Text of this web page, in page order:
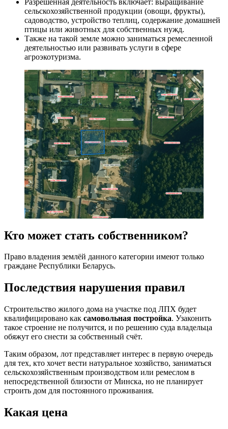
Разрешенная деятельность включает: выращивание
сельскохозяйственной продукции (овощи, фрукты),
садоводство, устройство теплиц, содержание домашней
птицы или животных для собственных нужд.
Также на такой земле можно заниматься ремесленной
деятельностью или развивать услуги в сфере
агроэкотуризма.
Кто может стать собственником?
Право владения землёй данного категории имеют только
граждане Республики Беларусь.
Последствия нарушения правил
Строительство жилого дома на участке под ЛПХ будет
квалифицировано как самовольная постройка. Узаконить
такое строение не получится, и по решению суда владельца
обяжут его снести за собственный счёт.
Таким образом, лот представляет интерес в первую очередь
для тех, кто хочет вести натуральное хозяйство, заниматься
сельскохозяйственным производством или ремеслом в
непосредственной близости от Минска, но не планирует
строить дом для постоянного проживания.
Какая цена